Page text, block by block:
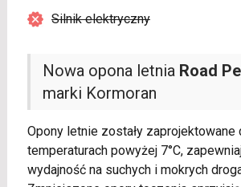
Nowa opona letnia Road
marki Kormoran
Opony letnie zostały zaprojektowane
temperaturach powyżej 7°C,
wydajność na suchych i mokrych
Silnik elektryczny